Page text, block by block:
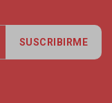
SUSCRIBIRME